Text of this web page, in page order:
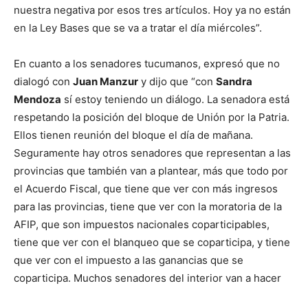
nuestra negativa por esos tres artículos. Hoy ya no están
en la Ley Bases que se va a tratar el día miércoles”.
En cuanto a los senadores tucumanos, expresó que no
dialogó con Juan Manzur y dijo que “con Sandra
Mendoza sí estoy teniendo un diálogo. La senadora está
respetando la posición del bloque de Unión por la Patria.
Ellos tienen reunión del bloque el día de mañana.
Seguramente hay otros senadores que representan a las
provincias que también van a plantear, más que todo por
el Acuerdo Fiscal, que tiene que ver con más ingresos
para las provincias, tiene que ver con la moratoria de la
AFIP, que son impuestos nacionales coparticipables,
tiene que ver con el blanqueo que se coparticipa, y tiene
que ver con el impuesto a las ganancias que se
coparticipa. Muchos senadores del interior van a hacer